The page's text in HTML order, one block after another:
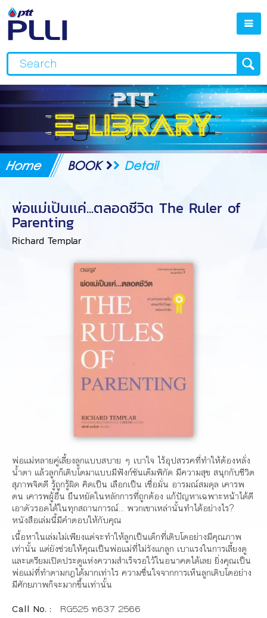
Home BOOK Detail
พ่อแม่เป็นเเค่...ตลอดชีวิต The Ruler of
Parenting
Richard Templar
พ่อแม่หลายคู่เลี้ยงลูกแบบสบาย ๆ เบาใจ ไร้อุปสรรคที่ทำให้ต้องหลั่ง
น้ำตา แล้วลูกก็เติบโตมาแบบมีฟังก์ชันเต็มพิกัด มีความสุข สนุกกับชีวิต
สุภาพจิตดี รู้ถูกรู้ผิด คิดเป็น เลือกเป็น เชื่อมั่น อารมณ์สมดุล เคารพ
ตน เคารพผู้อื่น ยืนหยัดในหลักการที่ถูกต้อง แก้ปัญหาเฉพาะหน้าได้ดี
เอาตัวรอดได้ในทุกสถานการณ์... พวกเขาเหล่านั้นทำได้อย่างไร?
หนังสือเล่มนี้มีคำตอบให้กับคุณ
เนื้อหาในเล่มไม่เพียงแต่จะทำให้ลูกเป็นเด็กที่เติบโตอย่างมีคุณภาพ
เท่านั้น แต่ยังช่วยให้คุณเป็นพ่อแม่ที่ไม่รังแกลูก เบาแรงในการเลี้ยงดู
และเตรียมเปิดประตูแห่งความสำเร็จรอใว้ในอนาคตได้เลย ยิ่งคุณเป็น
พ่อแม่ที่ทำตามกฎได้มากเท่าไร ความชื่นใจจากการเห็นลูกเติบโตอย่าง
มีศักยภาพก็จะมากขึ้นเท่านั้น
Call No. :
RG525 ท637 2566